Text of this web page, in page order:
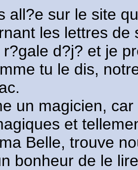
all?e sur le site
les lettres de
d?j? et je
tu le dis,
un magicien,
et
Belle, trouve
bonheur de le